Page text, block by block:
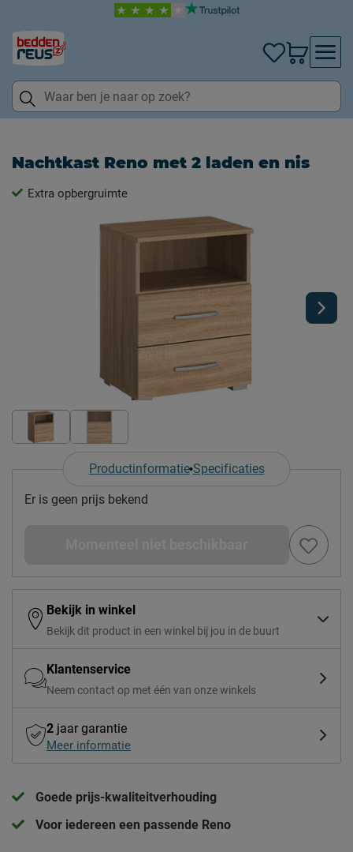
Nachtkast Reno met 2 laden en nis
Extra opbergruimte
Productinformatie Specificaties
Er is geen prijs bekend
Bekijk in winkel
Bekijk dit product in een winkel bij jou in de buurt
Klantenservice
Neem contact op met één van onze winkels
2 jaar garantie
Meer informatie
Goede prijs-kwaliteitverhouding
Voor iedereen een passende Reno